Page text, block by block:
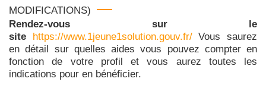
MODIFICATIONS)
Rendez-vous sur le
site https://www.1jeune1solution.gouv.fr/Vous saurez
en détail sur quelles aides vous pouvez compter en
fonction de votre profil et vous aurez toutes les
indications pour en bénéficier.